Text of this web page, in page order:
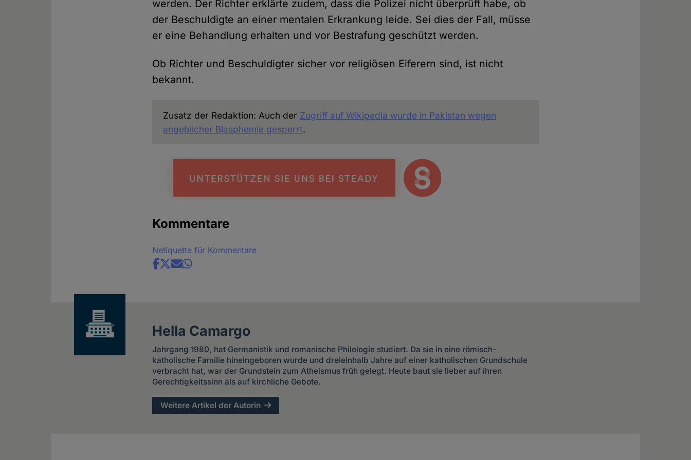
werden. Der Richter erklärte zudem, dass die Polizei nicht überprüft habe, ob
der Beschuldigte an einer mentalen Erkrankung leide. Sei dies der Fall, müsse
er eine Behandlung erhalten und vor Bestrafung geschützt werden.
Ob Richter und Beschuldigter sicher vor religiösen Eiferern sind, ist nicht
bekannt.
Zusatz der Redaktion: Auch der Zugriff auf Wikipedia wurde in Pakistan wegen
angeblicher Blasphemie gesperrt.
Kommentare
Netiquette für Kommentare
Share
Hella Camargo
Jahrgang 1980, hat Germanistik und romanische Philologie studiert. Da sie in eine römisch-
katholische Familie hineingeboren wurde und dreieinhalb Jahre auf einer katholischen Grundschule
verbracht hat, war der Grundstein zum Atheismus früh gelegt. Heute baut sie lieber auf ihren
Gerechtigkeitssinn als auf kirchliche Gebote.
Weitere Artikel der Autorin